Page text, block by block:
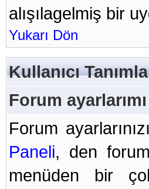
alışılagelmiş bir
Yukarı Dön
Kullanıcı
Forum
Forum
Paneli, den
menüden bir